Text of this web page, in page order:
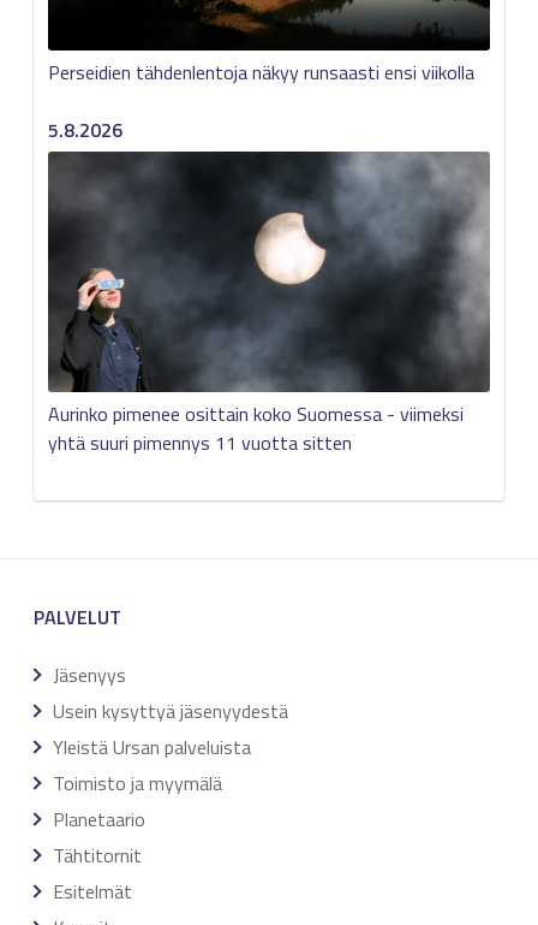
Perseidien tähdenlentoja näkyy runsaasti ensi viikolla
5.8.2026
Aurinko pimenee osittain koko Suomessa - viimeksi
yhtä suuri pimennys 11 vuotta sitten
PALVELUT
Jäsenyys
Usein kysyttyä jäsenyydestä
Yleistä Ursan palveluista
Toimisto ja myymälä
Planetaario
Tähtitornit
Esitelmät